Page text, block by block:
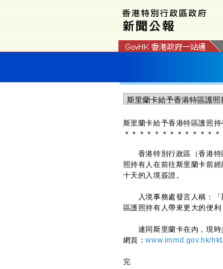
斯里蘭卡給予香港特區護照持
＊ ＊ ＊ ＊ ＊ ＊ ＊ ＊ ＊ ＊ ＊ ＊ ＊
香港特別行政區（香港特
照持有人在前往斯里蘭卡前
十天的入境簽證。
入境事務處發言人稱：「
區護照持有人帶來更大的便
連同斯里蘭卡在內，現時
網頁：www.immd.gov.hk/
完